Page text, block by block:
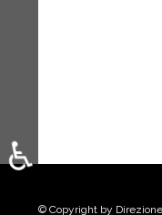
© Copyright by